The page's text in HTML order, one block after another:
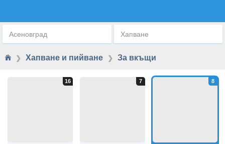
Асеновград Хапване
❯ Хапване и пийване ❯ За вкъщи